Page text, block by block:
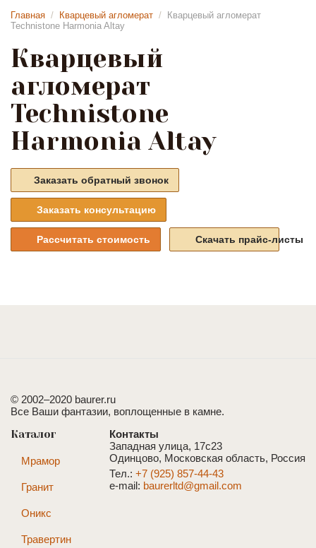
Главная / Кварцевый агломерат / Кварцевый агломерат
Technistone Harmonia Altay
Кварцевый
агломерат
Technistone
Harmonia Altay
Заказать обратный звонок
Заказать консультацию
Рассчитать стоимость Скачать прайс-листы
© 2002–2020 baurer.ru
Все Ваши фантазии, воплощенные в камне.
Контакты
Западная улица, 17с23
Одинцово, Московская область, Россия
Тел.: +7 (925) 857-44-43
e-mail: baurerltd@gmail.com
Каталог
Мрамор
Гранит
Оникс
Травертин